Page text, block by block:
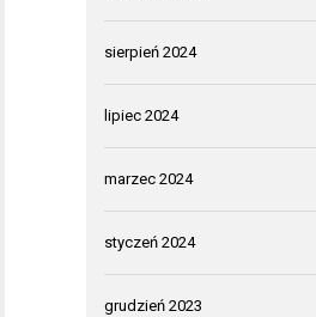
sierpień 2024
lipiec 2024
marzec 2024
styczeń 2024
grudzień 2023